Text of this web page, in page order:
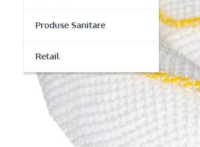
Produse Sanitare
Retail